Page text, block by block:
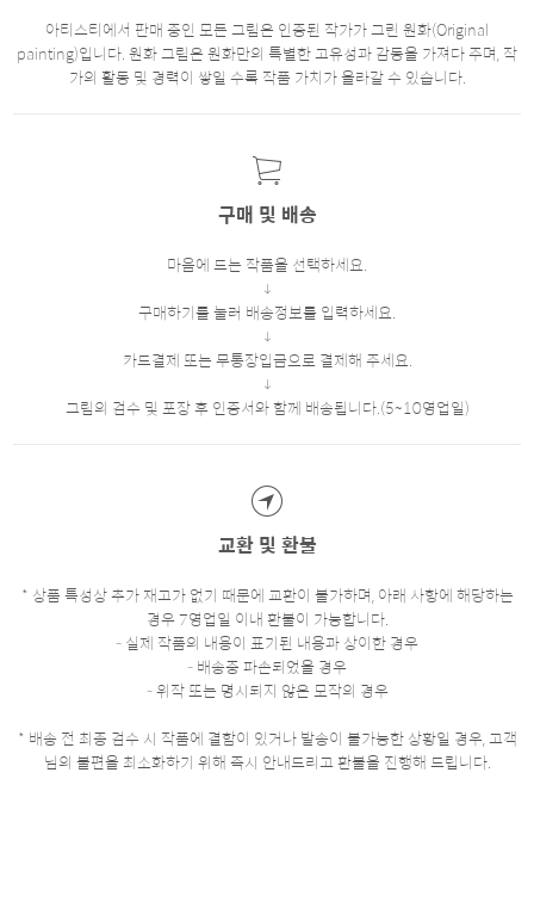
아티스티에서 판매 중인 모든 그림은 인증된 작가가 그린 원화(Original
painting)입니다. 원화 그림은 원화만의 특별한 고유성과 감동을 가져다 주며, 작
가의 활동 및 경력이 쌓일 수록 작품 가치가 올라갈 수 있습니다.
구매 및 배송
마음에 드는 작품을 선택하세요.
구매하기를 눌러 배송정보를 입력하세요.
카드결제 또는 무통장입금으로 결제해 주세요.
그림의 검수 및 포장 후 인증서와 함께 배송됩니다.(5~10영업일)
교환 및 환불
* 상품 특성상 추가 재고가 없기 때문에 교환이 불가하며, 아래 사항에 해당하는
경우 7영업일 이내 환불이 가능합니다.
- 실제 작품의 내용이 표기된 내용과 상이한 경우
- 배송중 파손되었을 경우
- 위작 또는 명시되지 않은 모작의 경우
* 배송 전 최종 검수 시 작품에 결함이 있거나 발송이 불가능한 상황일 경우, 고객
님의 불편을 최소화하기 위해 즉시 안내드리고 환불을 진행해 드립니다.